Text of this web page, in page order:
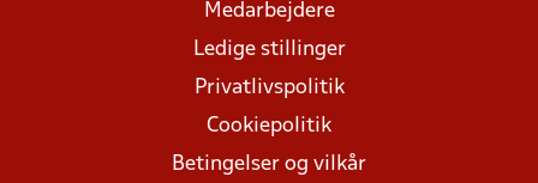
Medarbejdere
Ledige stillinger
Privatlivspolitik
Cookiepolitik
Betingelser og vilkår